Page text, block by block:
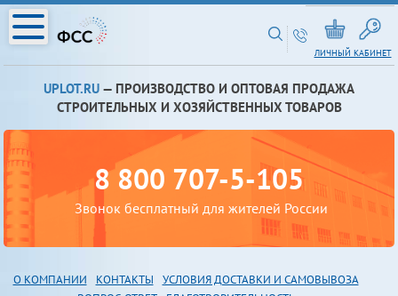
ЛИЧНЫЙ КАБИНЕТ
UPLOT.RU — ПРОИЗВОДСТВО И ОПТОВАЯ ПРОДАЖА
СТРОИТЕЛЬНЫХ И ХОЗЯЙСТВЕННЫХ ТОВАРОВ
8 800 707-5-105
Звонок бесплатный для жителей России
О КОМПАНИИ КОНТАКТЫ
УСЛОВИЯ ДОСТАВКИ И САМОВЫВОЗА